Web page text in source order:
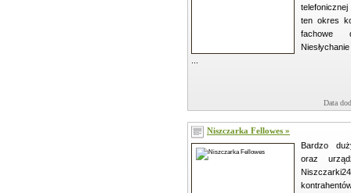
ten okres
fachowe
Data
Niszczarka Fellowes »
Bardzo
oraz